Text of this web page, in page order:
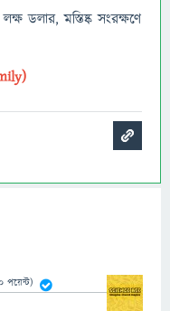
ডলার, মস্তিষ্ক সংরক্ষণে
পয়েন্ট)